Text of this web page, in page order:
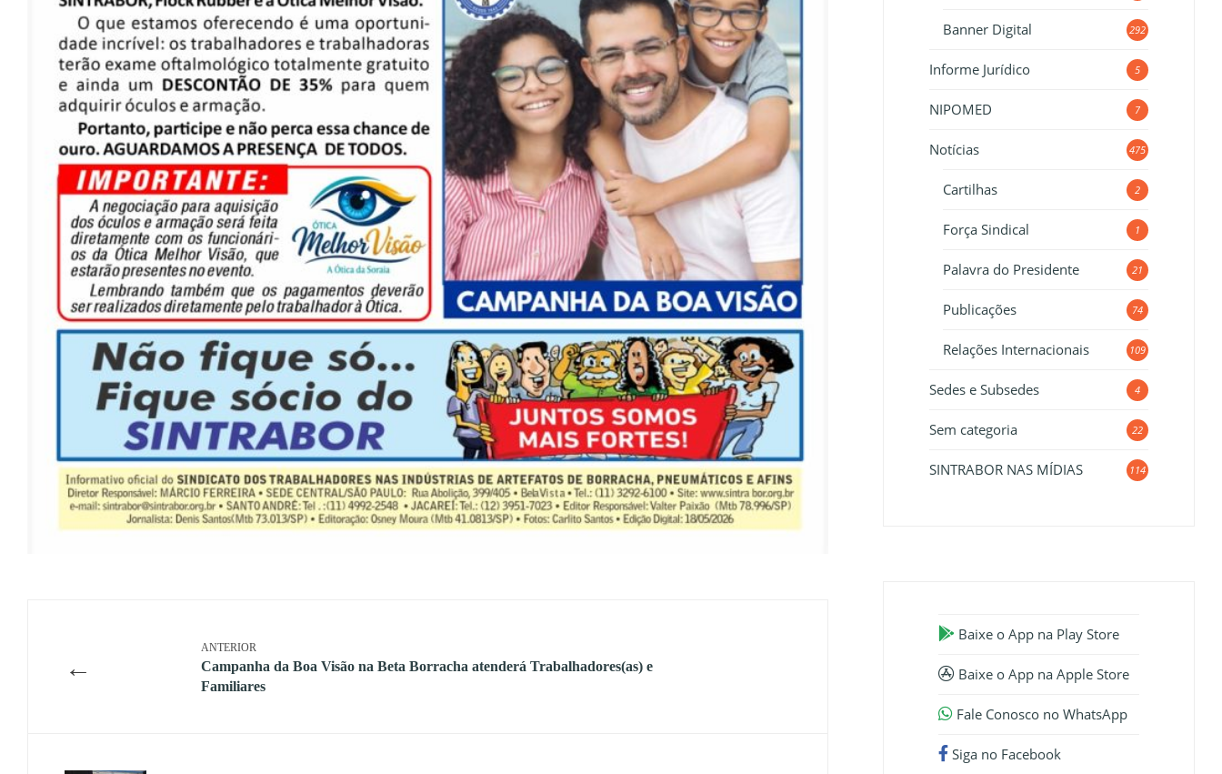
←
ANTERIOR
Campanha da Boa Visão na Beta Borracha atenderá Trabalhadores(as) e
Familiares
Banner Digital 292
Informe Jurídico 5
NIPOMED 7
Notícias 475
Cartilhas 2
Força Sindical 1
Palavra do Presidente 21
Publicações 74
Relações Internacionais 109
Sedes e Subsedes 4
Sem categoria 22
SINTRABOR NAS MÍDIAS 114
Baixe o App na Play Store
Baixe o App na Apple Store
Fale Conosco no WhatsApp
Siga no Facebook